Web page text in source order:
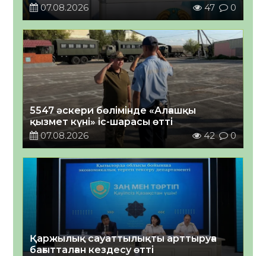
07.08.2026
47 0
5547 әскери бөлімінде «Алғашқы
қызмет күні» іс-шарасы өтті
07.08.2026
42 0
Қаржылық сауаттылықты арттыруға
бағытталған кездесу өтті